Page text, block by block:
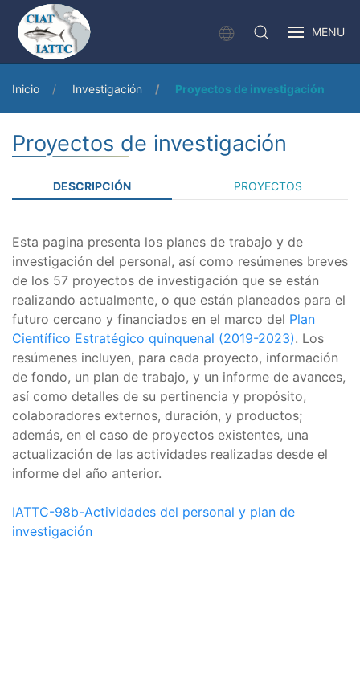
MENU
Inicio Investigación Proyectos de investigación
Proyectos de investigación
DESCRIPCIÓN PROYECTOS
Esta pagina presenta los planes de trabajo y de
investigación del personal, así como resúmenes breves
de los 57 proyectos de investigación que se están
realizando actualmente, o que están planeados para el
futuro cercano y financiados en el marco del Plan
Científico Estratégico quinquenal (2019-2023). Los
resúmenes incluyen, para cada proyecto, información
de fondo, un plan de trabajo, y un informe de avances,
así como detalles de su pertinencia y propósito,
colaboradores externos, duración, y productos;
además, en el caso de proyectos existentes, una
actualización de las actividades realizadas desde el
informe del año anterior.
IATTC-98b-Actividades del personal y plan de
investigación